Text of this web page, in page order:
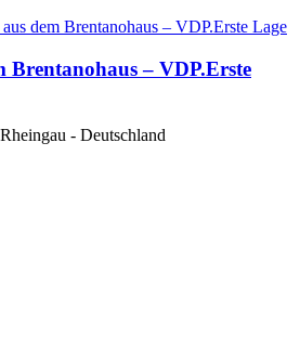
Brentanohaus – VDP.Erste
- Deutschland